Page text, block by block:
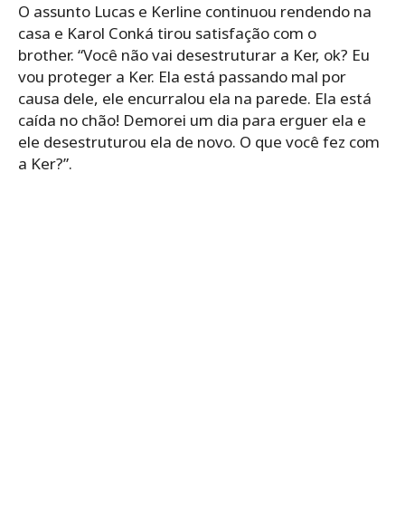
O assunto Lucas e Kerline continuou rendendo na
casa e Karol Conká tirou satisfação com o
brother. “Você não vai desestruturar a Ker, ok? Eu
vou proteger a Ker. Ela está passando mal por
causa dele, ele encurralou ela na parede. Ela está
caída no chão! Demorei um dia para erguer ela e
ele desestruturou ela de novo. O que você fez com
a Ker?”.